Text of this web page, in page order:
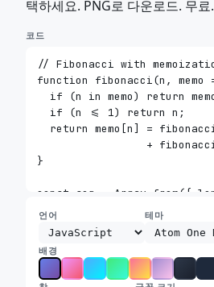
택하세요. PNG로 다운로드. 무료.
코드
언어 테마
배경